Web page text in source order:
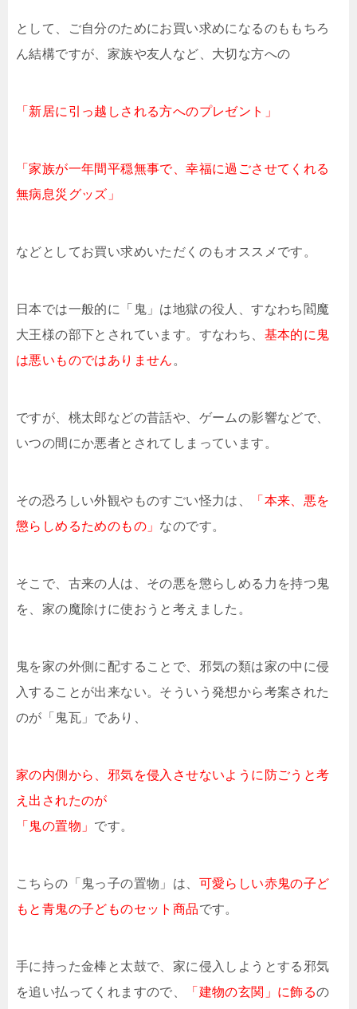
として、ご自分のためにお買い求めになるのももちろ
ん結構ですが、家族や友人など、大切な方への
「新居に引っ越しされる方へのプレゼント」
「家族が一年間平穏無事で、幸福に過ごさせてくれる
無病息災グッズ」
などとしてお買い求めいただくのもオススメです。
日本では一般的に「鬼」は地獄の役人、すなわち閻魔
大王様の部下とされています。すなわち、 基本的に鬼
は悪いものではありません 。
ですが、桃太郎などの昔話や、ゲームの影響などで、
いつの間にか悪者とされてしまっています。
その恐ろしい外観やものすごい怪力は、
「本来、悪を
懲らしめるためのもの」 なのです。
そこで、古来の人は、その悪を懲らしめる力を持つ鬼
を、家の魔除けに使おうと考えました。
鬼を家の外側に配することで、邪気の類は家の中に侵
入することが出来ない。そういう発想から考案された
のが「鬼瓦」であり、
家の内側から、邪気を侵入させないように防ごうと考
え出されたのが
「鬼の置物」 です。
こちらの「鬼っ子の置物」は、 可愛らしい赤鬼の子ど
もと青鬼の子どものセット商品です。
手に持った金棒と太鼓で、家に侵入しようとする邪気
を追い払ってくれますので、
「建物の玄関」に飾るの